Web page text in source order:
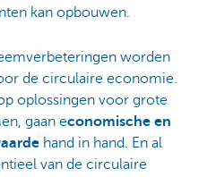
kan opbouwen.
worden
de circulaire economie.
oplossingen voor grote
gaan economische en
hand in hand. En al
van de circulaire